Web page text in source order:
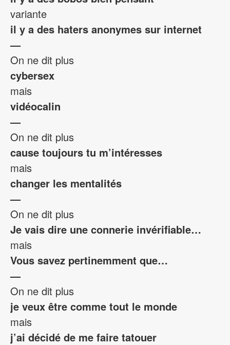
variante
il y a des haters anonymes sur internet
—
On ne dit plus
cybersex
mais
vidéocalin
—
On ne dit plus
cause toujours tu m’intéresses
mais
changer les mentalités
—
On ne dit plus
Je vais dire une connerie invérifiable…
mais
Vous savez pertinemment que…
—
On ne dit plus
je veux être comme tout le monde
mais
j’ai décidé de me faire tatouer